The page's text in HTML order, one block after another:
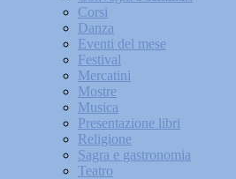
Corsi
Danza
Eventi del mese
Festival
Mercatini
Mostre
Musica
Presentazione libri
Religione
Sagra e gastronomia
Teatro